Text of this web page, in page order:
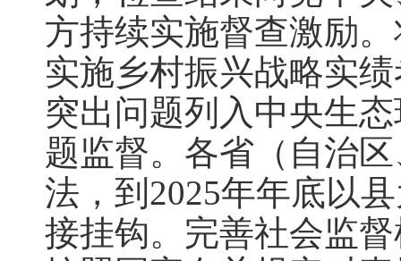
方持续实施督查激励
实施乡村振兴战略实
突出问题列入中央生
题监督。各省（自治
法，到2025年年底以
接挂钩。完善社会监